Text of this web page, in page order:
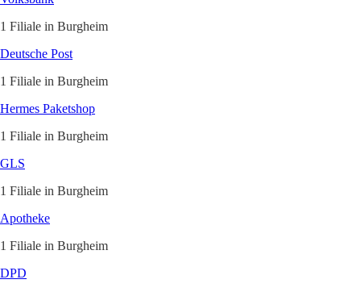
1 Filiale in Burgheim
Deutsche Post
1 Filiale in Burgheim
Hermes Paketshop
1 Filiale in Burgheim
GLS
1 Filiale in Burgheim
Apotheke
1 Filiale in Burgheim
DPD